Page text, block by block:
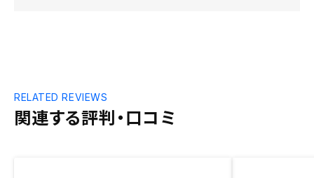
関連する評判・口コミ
RELATED REVIEWS